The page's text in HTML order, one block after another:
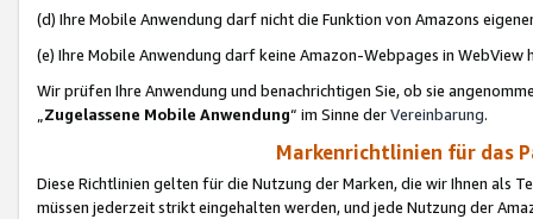
(d) Ihre Mobile Anwendung darf nicht die Funktion von Amazons
(e) Ihre Mobile Anwendung darf keine Amazon-Webpages in WebView
Wir prüfen Ihre Anwendung und benachrichtigen Sie, ob sie
„Zugelassene Mobile Anwendung“ im Sinne derVereinbarung.
Markenrichtlinien für das
Diese Richtlinien gelten für die Nutzung der Marken, die wir Ihnen als
müssen jederzeit strikt eingehalten werden, und jede Nutzung der